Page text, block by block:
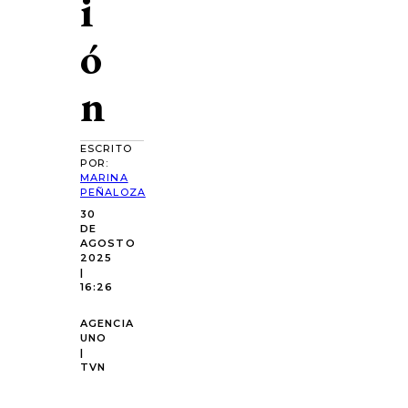
ó
n
ESCRITO
POR:
MARINA
PEÑALOZA
30
DE
AGOSTO
2025
|
16:26
AGENCIA
UNO
|
TVN